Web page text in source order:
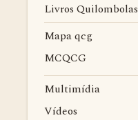
Livros Quilombolas
Mapa qcg
MCQCG
Multimídia
Vídeos